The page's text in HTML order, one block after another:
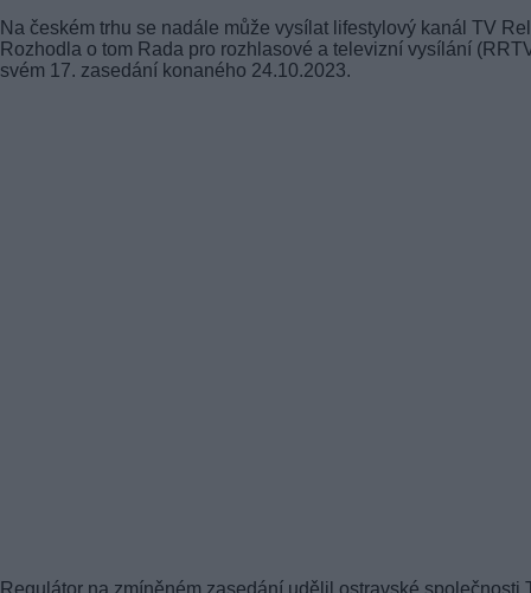
Na českém trhu se nadále může vysílat lifestylový kanál TV
Rozhodla o tom Rada pro rozhlasové a televizní vysílání
svém 17. zasedání konaného 24.10.2023.
Regulátor na zmíněném zasedání udělil ostravské společnosti